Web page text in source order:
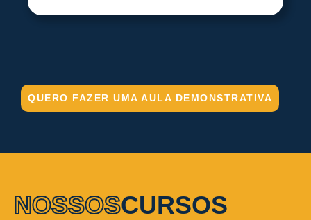
QUERO FAZER UMA AULA DEMONSTRATIVA
NOSSOSCURSOS